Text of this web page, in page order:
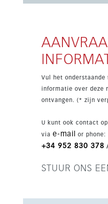
wonen of vakanties het
gebouwen, samen
geschakelde
gepland voor Q2
Vul het
informatie over deze
ontvangen. (* zijn
U kunt ook contact
via e-mail or phone:
+34 952 830 378
STUUR ONS